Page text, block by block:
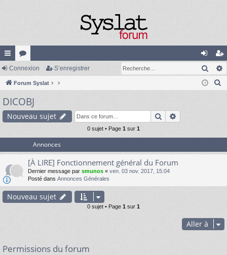
cc
ès
ra
pi
or
u
m
s
on
ne
’e
nr
Connexion S’enregistrer
Forum Syslat
r
DICOBJ
Nouveau sujet Rechercher
0 sujet • Page 1 sur 1
Annonces
[À LIRE] Fonctionnement général du Forum
Dernier message par smunos « ven. 03 nov. 2017, 15:04
Posté dans Annonces Générales
Nouveau sujet
0 sujet • Page 1 sur 1
Aller à
Permissions du forum